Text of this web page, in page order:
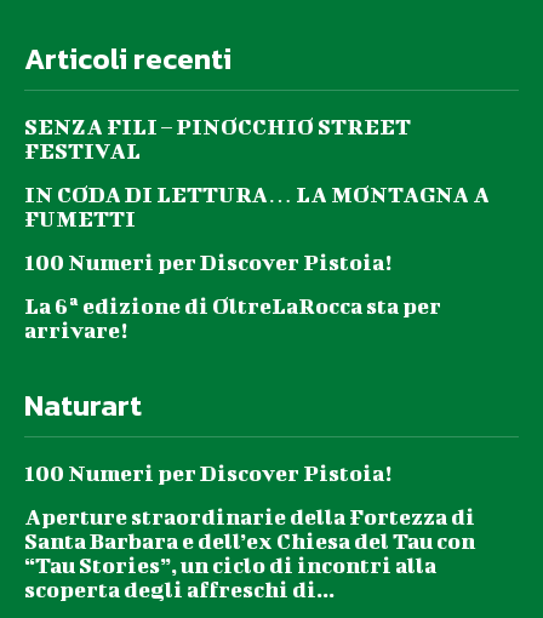
Articoli recenti
SENZA FILI – PINOCCHIO STREET
FESTIVAL
IN CODA DI LETTURA… LA MONTAGNA A
FUMETTI
100 Numeri per Discover Pistoia!
La 6ª edizione di OltreLaRocca sta per
arrivare!
Naturart
100 Numeri per Discover Pistoia!
Aperture straordinarie della Fortezza di
Santa Barbara e dell’ex Chiesa del Tau con
“Tau Stories”, un ciclo di incontri alla
scoperta degli affreschi di...